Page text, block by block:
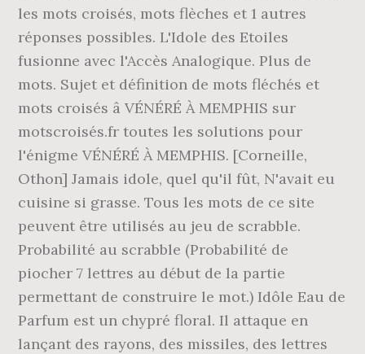
les mots croisés, mots flèches et 1 autres
réponses possibles. L'Idole des Etoiles
fusionne avec l'Accès Analogique. Plus de
mots. Sujet et définition de mots fléchés et
mots croisés â VÉNÉRÉ À MEMPHIS sur
motscroisés.fr toutes les solutions pour
l'énigme VÉNÉRÉ À MEMPHIS. [Corneille,
Othon] Jamais idole, quel qu'il fût, N'avait eu
cuisine si grasse. Tous les mots de ce site
peuvent être utilisés au jeu de scrabble.
Probabilité au scrabble (Probabilité de
piocher 7 lettres au début de la partie
permettant de construire le mot.) Idôle Eau de
Parfum est un chypré floral. Il attaque en
lançant des rayons, des missiles, des lettres